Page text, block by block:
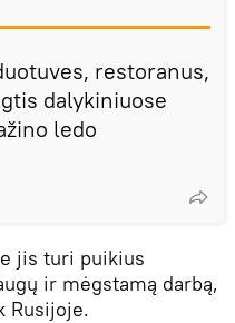
restoranus,
dalykiniuose
ledo
jis turi puikius
ir mėgstamą darbą,
Rusijoje.